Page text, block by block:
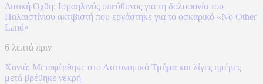
Δυτική Οχθη: Ισραηλινός υπεύθυνος για τη δολοφονία του
Παλαιστίνιου ακτιβιστή που εργάστηκε για το οσκαρικό «No Other
Land»
6 λεπτά πριν
Χανιά: Mεταφέρθηκε στο Αστυνομικό Τμήμα και λίγες ημέρες
μετά βρέθηκε νεκρή